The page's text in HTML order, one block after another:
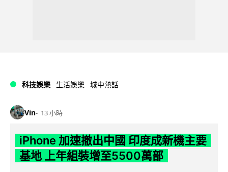
科技娛樂 生活娛樂 城中熱話
Vin 13 小時
iPhone 加速撤出中國 印度成新機主要
基地 上年組裝增至5500萬部